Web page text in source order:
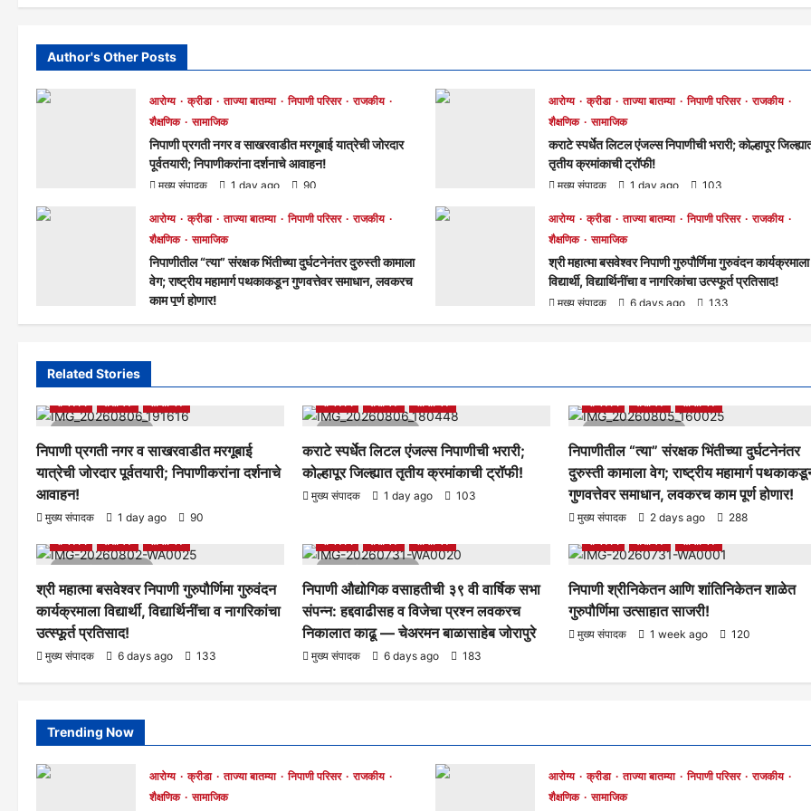
Author's Other Posts
आरोग्य क्रीडा ताज्या बातम्या निपाणी परिसर
राजकीय
शैक्षणिक
सामाजिक
निपाणी प्रगती नगर व साखरवाडीत मरगूबाई यात्रेची जोरदार
पूर्वतयारी; निपाणीकरांना दर्शनाचे आवाहन!
मुख्य संपादक 1 day ago 90
आरोग्य क्रीडा ताज्या बातम्या निपाणी परिसर
राजकीय
शैक्षणिक
सामाजिक
कराटे स्पर्धेत लिटल एंजल्स निपाणीची भरारी; कोल्हापूर
तृतीय क्रमांकाची ट्रॉफी!
मुख्य संपादक 1 day ago 103
आरोग्य क्रीडा ताज्या बातम्या निपाणी परिसर
राजकीय
शैक्षणिक
सामाजिक
निपाणीतील “त्या” संरक्षक भिंतीच्या दुर्घटनेनंतर दुरुस्ती कामाला
वेग; राष्ट्रीय महामार्ग पथकाकडून गुणवत्तेवर समाधान, लवकरच
काम पूर्ण होणार!
मुख्य संपादक 2 days ago 288
आरोग्य क्रीडा ताज्या बातम्या निपाणी परिसर
राजकीय
शैक्षणिक
सामाजिक
श्री महात्मा बसवेश्वर निपाणी गुरुपौर्णिमा गुरुवंदन कार्यक्रमाला
विद्यार्थी, विद्यार्थिनींचा व नागरिकांचा उत्स्फूर्त प्रतिसाद!
मुख्य संपादक 6 days ago 133
Related Stories
1 minute read
आरोग्य क्रीडा ताज्या बातम्या
राजकीय
शैक्षणिक सामाजिक
निपाणी प्रगती नगर व साखरवाडीत मरगूबाई
यात्रेची जोरदार पूर्वतयारी; निपाणीकरांना दर्शनाचे
आवाहन!
मुख्य संपादक 1 day ago 90
1 minute read
राजकीय
शैक्षणिक सामाजिक
कराटे स्पर्धेत लिटल एंजल्स निपाणीची भरारी;
कोल्हापूर जिल्ह्यात तृतीय क्रमांकाची ट्रॉफी!
मुख्य संपादक 1 day ago 103
1 minute read
राजकीय
शैक्षणिक सामाजिक
निपाणीतील “त्या” संरक्षक भिंतीच्या दुर्घटनेनंतर
दुरुस्ती कामाला वेग; राष्ट्रीय महामार्ग
गुणवत्तेवर समाधान, लवकरच काम पूर्ण होणार!
मुख्य संपादक 2 days ago 288
1 minute read
आरोग्य क्रीडा ताज्या बातम्या
राजकीय
शैक्षणिक सामाजिक
श्री महात्मा बसवेश्वर निपाणी गुरुपौर्णिमा गुरुवंदन
कार्यक्रमाला विद्यार्थी, विद्यार्थिनींचा व नागरिकांचा
उत्स्फूर्त प्रतिसाद!
मुख्य संपादक 6 days ago 133
1 minute read
राजकीय
शैक्षणिक सामाजिक
निपाणी औद्योगिक वसाहतीची ३९ वी वार्षिक सभा
संपन्न: हद्दवाढीसह व विजेचा प्रश्न लवकरच
निकालात काढू — चेअरमन बाळासाहेब जोरापुरे
मुख्य संपादक 6 days ago 183
आरोग्य क्रीडा ताज्या बातम्या
निपाणी परिसर
राजकीय
शैक्षणिक सामाजिक
निपाणी श्रीनिकेतन आणि शांतिनिकेतन शाळेत
गुरुपौर्णिमा उत्साहात साजरी!
मुख्य संपादक 1 week ago 120
Trending Now
आरोग्य क्रीडा ताज्या बातम्या निपाणी परिसर
राजकीय
शैक्षणिक
सामाजिक
आरोग्य क्रीडा ताज्या बातम्या निपाणी परिसर
राजकीय
शैक्षणिक
सामाजिक